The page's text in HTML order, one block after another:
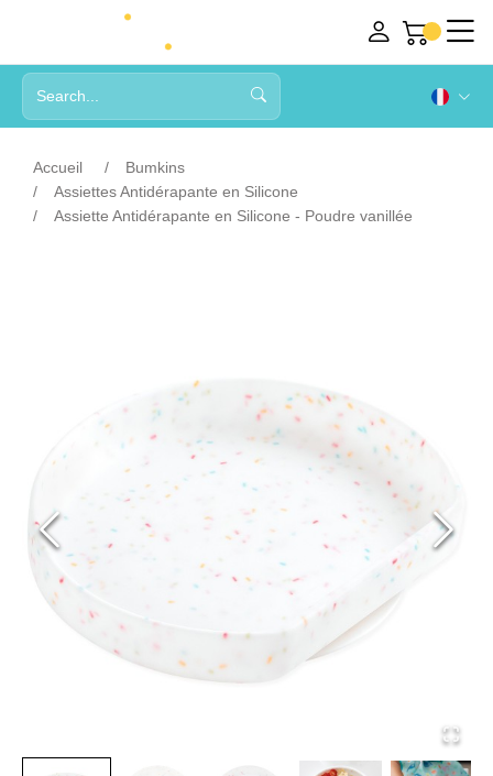
Accueil
Bumkins
Assiettes Antidérapante en Silicone
Assiette Antidérapante en Silicone - Poudre vanillée